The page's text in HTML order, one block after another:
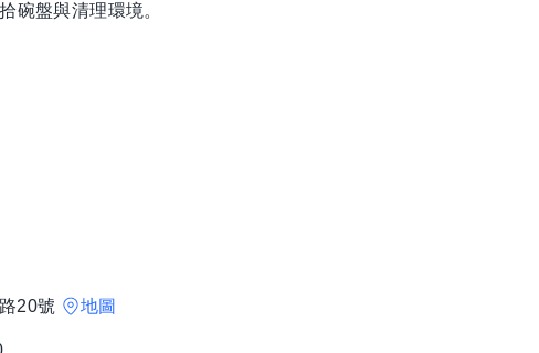
碗盤與清理環境。
20號 地圖